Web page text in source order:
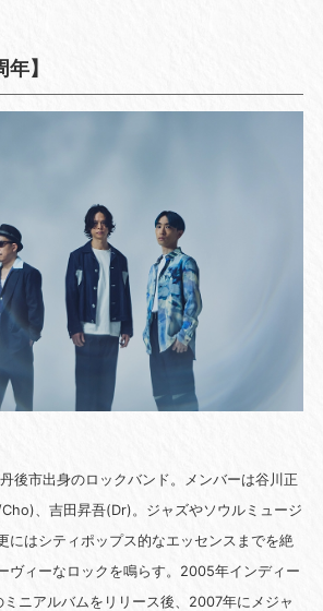
】
後市出身のロックバンド。メンバーは谷川正
、吉田昇吾(Dr)。ジャズやソウルミュージ
にはシティポップス的なエッセンスまでを絶
ヴィーなロックを鳴らす。2005年インディー
ニアルバムをリリース後、2007年にメジャ